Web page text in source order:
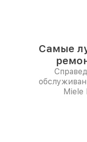
Самые
Miele